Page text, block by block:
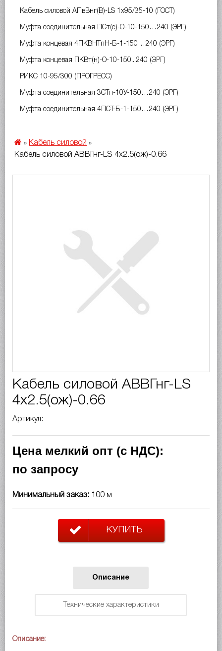
Кабель силовой АПвВнг(B)-LS 1х95/35-10 (ГОСТ)
Муфта соединительная ПСт(с)-О-10-150…240 (ЭРГ)
Муфта концевая 4ПКВНТпН-Б-1-150…240 (ЭРГ)
Муфта концевая ПКВт(н)-О-10-150...240 (ЭРГ)
РИКС 10-95/300 (ПРОГРЕСС)
Муфта соединительная 3СТп-10У-150…240 (ЭРГ)
Муфта соединительная 4ПСТ-Б-1-150…240 (ЭРГ)
» Кабель силовой »
Кабель силовой АВВГнг-LS 4х2.5(ож)-0.66
Кабель силовой АВВГнг-LS
4х2.5(ож)-0.66
Артикул:
Цена мелкий опт (с НДС):
по запросу
Минимальный заказ: 100 м
КУПИТЬ
Описание
Технические характеристики
Описание: